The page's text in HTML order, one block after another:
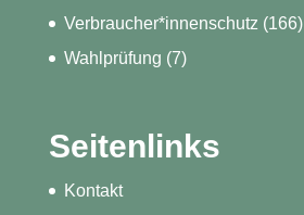
Verbraucher*innenschutz (166)
Wahlprüfung (7)
Seitenlinks
Kontakt